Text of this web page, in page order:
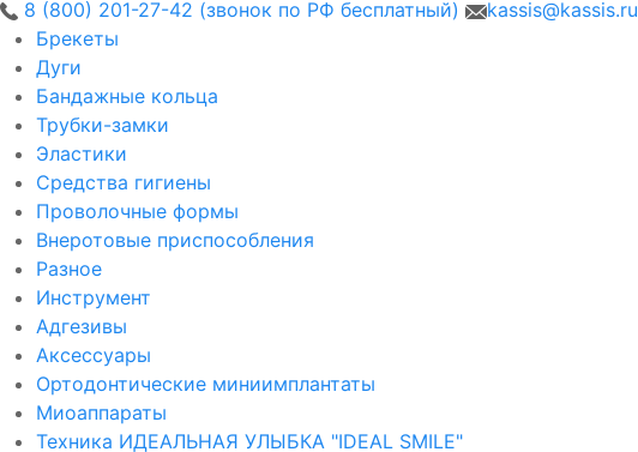
8 (800) 201-27-42 (звонок по РФ бесплатный)
kassis@kassis.ru
Брекеты
Дуги
Бандажные кольца
Трубки-замки
Эластики
Средства гигиены
Проволочные формы
Внеротовые приспособления
Разное
Инструмент
Адгезивы
Аксессуары
Ортодонтические миниимплантаты
Миоаппараты
Техника ИДЕАЛЬНАЯ УЛЫБКА "IDEAL SMILE"